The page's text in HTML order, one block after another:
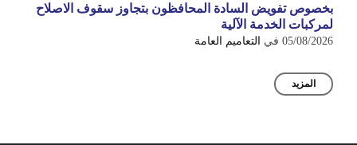
بخصوص تفويض السادة المحافظون بتجاوز سقوف الاصلاح
لمركبات الخدمة الآلية
05/08/2026 في التعاميم العامة
المزيد